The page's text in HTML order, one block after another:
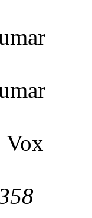
Vox